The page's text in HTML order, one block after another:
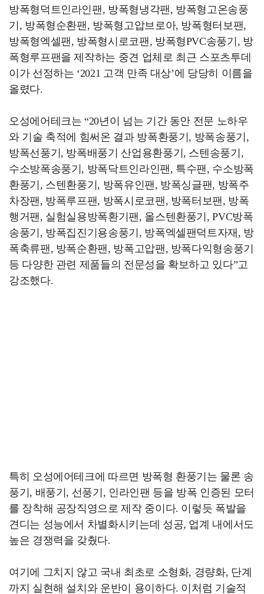
방폭형덕트인라인팬, 방폭형냉각팬, 방폭형고온송풍
기, 방폭형순환팬, 방폭형고압브로아, 방폭형터보팬,
방폭형엑셀팬, 방폭형시로코팬, 방폭형PVC송풍기, 방
폭형루프팬을 제작하는 중견 업체로 최근 스포츠투데
이가 선정하는 ‘2021 고객 만족 대상’에 당당히 이름을
올렸다.
오성에어테크는 “20년이 넘는 기간 동안 전문 노하우
와 기술 축적에 힘써온 결과 방폭환풍기, 방폭송풍기,
방폭선풍기, 방폭배풍기 산업용환풍기, 스텐송풍기,
수소방폭송풍기, 방폭닥트인라인팬, 특수팬, 수소방폭
환풍기, 스텐환풍기, 방폭유인팬, 방폭싱글팬, 방폭주
차장팬, 방폭루프팬, 방폭시로코팬, 방폭터보팬, 방폭
행거팬, 실험실용방폭환기팬, 올스텐환풍기, PVC방폭
송풍기, 방폭집진기용송풍기, 방폭엑셀팬덕트자재, 방
폭축류팬, 방폭순환팬, 방폭고압팬, 방폭다익형송풍기
등 다양한 관련 제품들의 전문성을 확보하고 있다”고
강조했다.
특히 오성에어테크에 따르면 방폭형 환풍기는 물론 송
풍기, 배풍기, 선풍기, 인라인팬 등을 방폭 인증된 모터
를 장착해 공장직영으로 제작 중이다. 이렇듯 폭발을
견디는 성능에서 차별화시키는데 성공, 업계 내에서도
높은 경쟁력을 갖췄다.
여기에 그치지 않고 국내 최초로 소형화, 경량화, 단계
까지 실현해 설치와 운반이 용이하다. 이처럼 기술적